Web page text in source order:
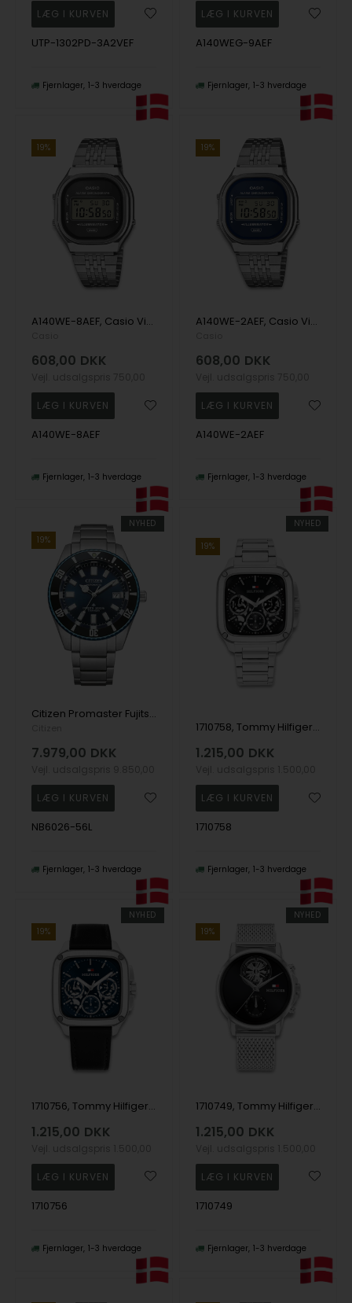
UTP-1302PD-3A2VEF
Fjernlager 1-3 hverdage
A140WEG-9AEF
Fjernlager 1-3 hverdage
19%
A140WE-8AEF, Casio Vintage A140WE-8AEF Digital Herre m/lænke
608,00 DKK
A140WE-8AEF
Fjernlager 1-3 hverdage
19%
A140WE-2AEF, Casio Vintage A140WE-2AEF Digital Herre m/lænke
608,00 DKK
A140WE-2AEF
Fjernlager 1-3 hverdage
NYHED
19%
Citizen Promaster Fujitsubo NB6026-56L – Eksklusivt automatisk jubilæumsur
7.979,00 DKK
NB6026-56L
Fjernlager 1-3 hverdage
NYHED
19%
1710758, Tommy Hilfiger Herald Skeleton Quartz Herre m/lænke
1.215,00 DKK
1710758
Fjernlager 1-3 hverdage
NYHED
19%
1710756, Tommy Hilfiger Herald Skeleton Quartz Herre m/rem
1.215,00 DKK
1710756
Fjernlager 1-3 hverdage
NYHED
19%
1710749, Tommy Hilfiger Stewart Quartz Herre m/lænke
1.215,00 DKK
1710749
Fjernlager 1-3 hverdage